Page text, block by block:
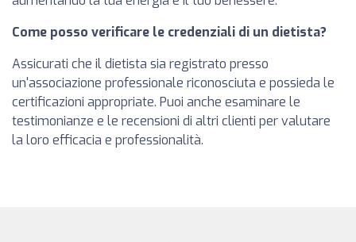
Come posso verificare le credenziali di un dietista?
Assicurati che il dietista sia registrato presso
un'associazione professionale riconosciuta e possieda le
certificazioni appropriate. Puoi anche esaminare le
testimonianze e le recensioni di altri clienti per valutare
la loro efficacia e professionalità.